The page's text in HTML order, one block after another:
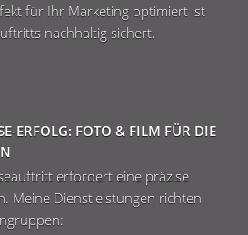
für Ihr Marketing optimiert ist
nachhaltig sichert.
ERFOLG: FOTO & FILM FÜR DIE
erfordert eine präzise
Meine Dienstleistungen richten